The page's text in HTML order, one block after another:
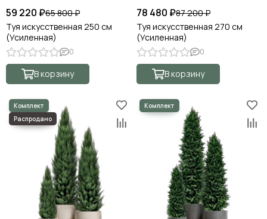
59 220 ₽65 800 ₽
Туя искусственная 250 см
(Усиленная)
0
В корзину
78 480 ₽87 200 ₽
Туя искусственная 270 см
(Усиленная)
0
В корзину